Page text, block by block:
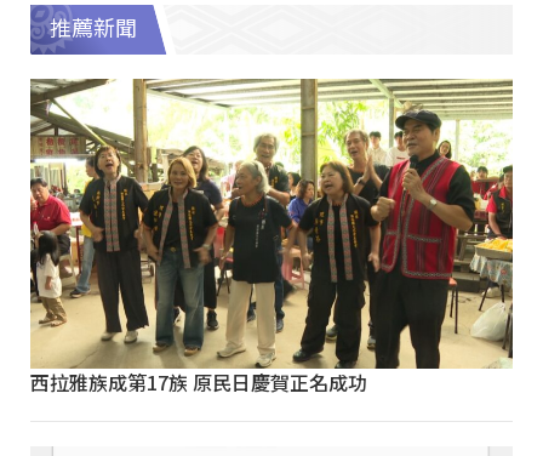
推薦新聞
西拉雅族成第17族 原民日慶賀正名成功